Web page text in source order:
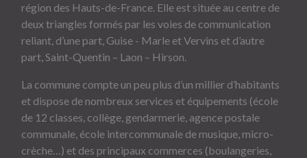
région des Hauts-de-France. Elle est située au centre de
deux triangles formés par les voies de communication
reliant, d’une part, Guise - Marle et Vervins et d’autre
part, Saint-Quentin – Laon – Hirson.
La commune compte un peu plus d’un millier d’habitants
et dispose de nombreux services et équipements (école
de 12 classes, collège, gendarmerie, agence postale
communale, école intercommunale de musique, micro-
crèche…) et des principaux commerces (boulangeries,